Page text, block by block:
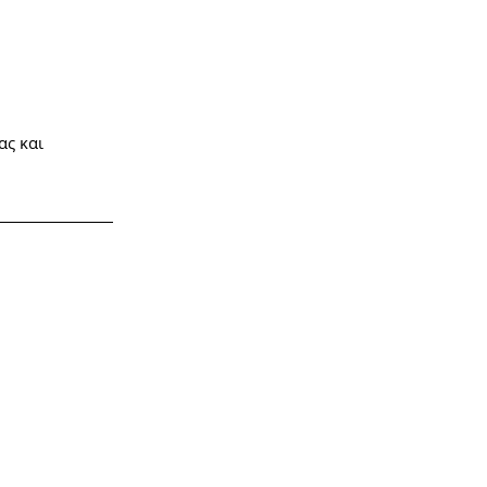
και